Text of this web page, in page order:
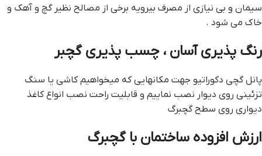
سیمان و بی نیازی از مصرف بیرویه برخی از مصالح نظیر گچ و آهك و
خاك می شود .
رنگ پذیری آسان ، چسب پذیری گچبر
پانل گچی دکوراتیو جهت مکانهایی که میخواهیم کاشی یا سنگ
تزئینی روی دیوار نصب نماییم و قابلیت راحت نصب انواع کاغذ
دیواری روی سطح گچبرگ
ارزش افزوده ساختمان با گچبرگ